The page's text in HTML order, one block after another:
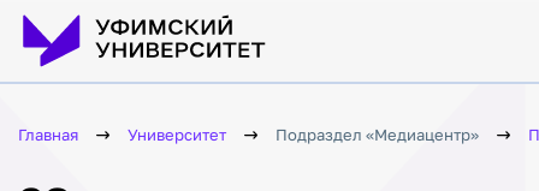
Главная Университет Подраздел «Медиацентр»